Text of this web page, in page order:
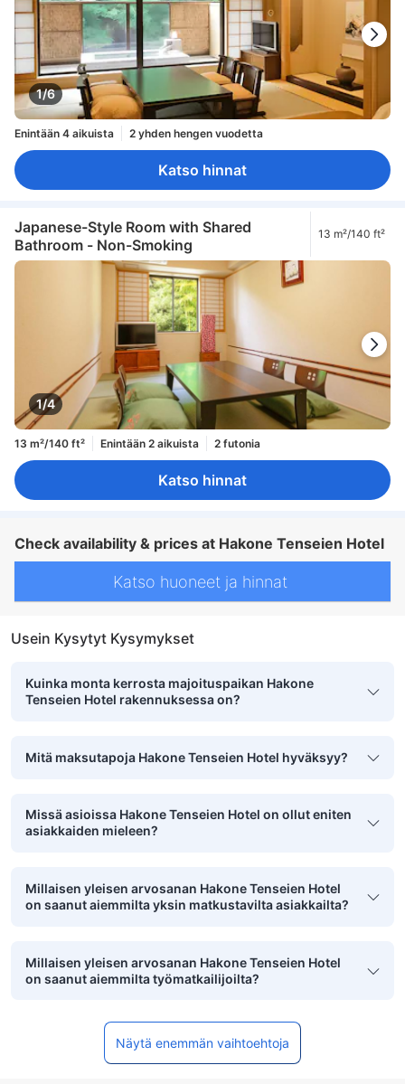
1/6
Enintään 4 aikuista 2 yhden hengen vuodetta
Katso hinnat
Japanese-Style Room with Shared
Bathroom - Non-Smoking
13 m²/140 ft²
1/4
13 m²/140 ft² Enintään 2 aikuista 2 futonia
Katso hinnat
Check availability & prices at Hakone Tenseien Hotel
Katso huoneet ja hinnat
Usein Kysytyt Kysymykset
Kuinka monta kerrosta majoituspaikan Hakone
Tenseien Hotel rakennuksessa on?
Mitä maksutapoja Hakone Tenseien Hotel hyväksyy?
Missä asioissa Hakone Tenseien Hotel on ollut eniten
asiakkaiden mieleen?
Millaisen yleisen arvosanan Hakone Tenseien Hotel
on saanut aiemmilta yksin matkustavilta asiakkailta?
Millaisen yleisen arvosanan Hakone Tenseien Hotel
on saanut aiemmilta työmatkailijoilta?
Näytä enemmän vaihtoehtoja